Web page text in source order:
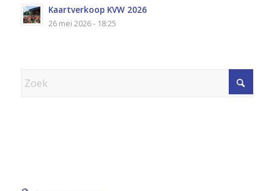
Kaartverkoop KVW 2026
26 mei 2026 - 18:25